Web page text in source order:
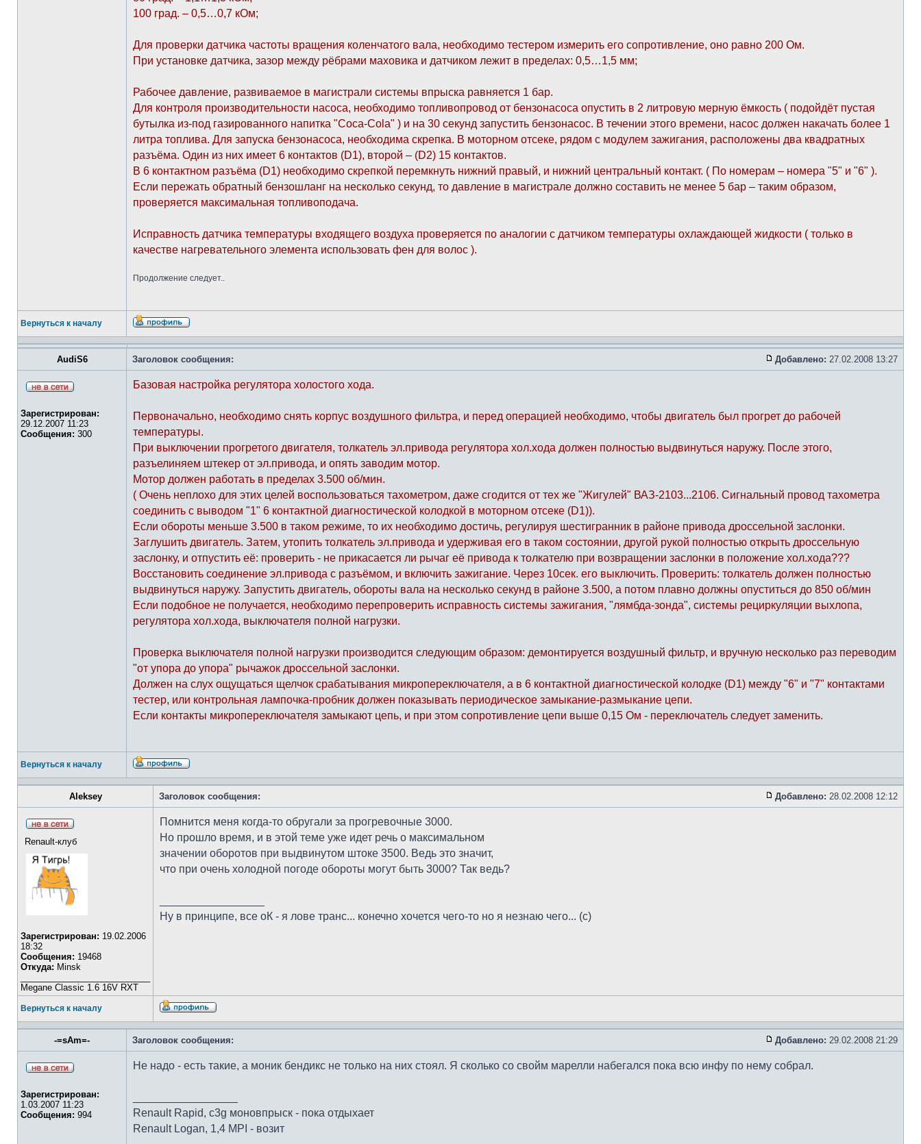
100 град. – 0,5…0,7 кОм;
Для проверки датчика частоты вращения коленчатого вала, необходимо тестером измерить его сопротивление, оно равно 200 Ом.
При установке датчика, зазор между рёбрами маховика и датчиком лежит в пределах: 0,5…1,5 мм;
Рабочее давление, развиваемое в магистрали системы впрыска равняется 1 бар.
Для контроля производительности насоса, необходимо топливопровод от бензонасоса опустить в 2 литровую мерную ёмкость ( подойдёт пустая
бутылка из-под газированного напитка "Coca-Cola" ) и на 30 секунд запустить бензонасос. В течении этого времени, насос должен накачать более 1
литра топлива. Для запуска бензонасоса, необходима скрепка. В моторном отсеке, рядом с модулем зажигания, расположены два квадратных
разъёма. Один из них имеет 6 контактов (D1), второй – (D2) 15 контактов.
В 6 контактном разъёма (D1) необходимо скрепкой перемкнуть нижний правый, и нижний центральный контакт. ( По номерам – номера "5" и "6" ).
Если пережать обратный бензошланг на несколько секунд, то давление в магистрале должно составить не менее 5 бар – таким образом,
проверяется максимальная топливоподача.
Исправность датчика температуры входящего воздуха проверяется по аналогии с датчиком температуры охлаждающей жидкости ( только в
качестве нагревательного элемента использовать фен для волос ).
Продолжение следует..
Вернуться к началу
AudiS6 Заголовок сообщения: Добавлено: 27.02.2008 13:27
Зарегистрирован:
29.12.2007 11:23
Сообщения: 300
Базовая настройка регулятора холостого хода.
Первоначально, необходимо снять корпус воздушного фильтра, и перед операцией необходимо, чтобы двигатель был прогрет до рабочей
температуры.
При выключении прогретого двигателя, толкатель эл.привода регулятора хол.хода должен полностью выдвинуться наружу. После этого,
разъелиняем штекер от эл.привода, и опять заводим мотор.
Мотор должен работать в пределах 3.500 об/мин.
( Очень неплохо для этих целей воспользоваться тахометром, даже сгодится от тех же "Жигулей" ВАЗ-2103...2106. Сигнальный провод тахометра
соединить с выводом "1" 6 контактной диагностической колодкой в моторном отсеке (D1)).
Если обороты меньше 3.500 в таком режиме, то их необходимо достичь, регулируя шестигранник в районе привода дроссельной заслонки.
Заглушить двигатель. Затем, утопить толкатель эл.привода и удерживая его в таком состоянии, другой рукой полностью открыть дроссельную
заслонку, и отпустить её: проверить - не прикасается ли рычаг её привода к толкателю при возвращении заслонки в положение хол.хода???
Восстановить соединение эл.привода с разъёмом, и включить зажигание. Через 10сек. его выключить. Проверить: толкатель должен полностью
выдвинуться наружу. Запустить двигатель, обороты вала на несколько секунд в районе 3.500, а потом плавно должны опуститься до 850 об/мин
Если подобное не получается, необходимо перепроверить исправность системы зажигания, "лямбда-зонда", системы рециркуляции выхлопа,
регулятора хол.хода, выключателя полной нагрузки.
Проверка выключателя полной нагрузки производится следующим образом: демонтируется воздушный фильтр, и вручную несколько раз переводим
"от упора до упора" рычажок дроссельной заслонки.
Должен на слух ощущаться щелчок срабатывания микропереключателя, а в 6 контактной диагностической колодке (D1) между "6" и "7" контактами
тестер, или контрольная лампочка-пробник должен показывать периодическое замыкание-размыкание цепи.
Если контакты микропереключателя замыкают цепь, и при этом сопротивление цепи выше 0,15 Ом - переключатель следует заменить.
Вернуться к началу
Aleksey Заголовок сообщения: Добавлено: 28.02.2008 12:12
Renault-клуб
Зарегистрирован: 19.02.2006
18:32
Сообщения: 19468
Откуда: Minsk
Megane Classic 1.6 16V RXT
Помнится меня когда-то обругали за прогревочные 3000.
Но прошло время, и в этой теме уже идет речь о максимальном
значении оборотов при выдвинутом штоке 3500. Ведь это значит,
что при очень холодной погоде обороты могут быть 3000? Так ведь?
Ну в принципе, все оК - я лове транс... конечно хочется чего-то но я незнаю чего... (с)
Вернуться к началу
-=sAm=- Заголовок сообщения: Добавлено: 29.02.2008 21:29
Зарегистрирован:
1.03.2007 11:23
Сообщения: 994
Не надо - есть такие, а моник бендикс не только на них стоял. Я сколько со свойм марелли набегался пока всю инфу по нему собрал.
Renault Rapid, c3g моновпрыск - пока отдыхает
Renault Logan, 1,4 MPI - возит